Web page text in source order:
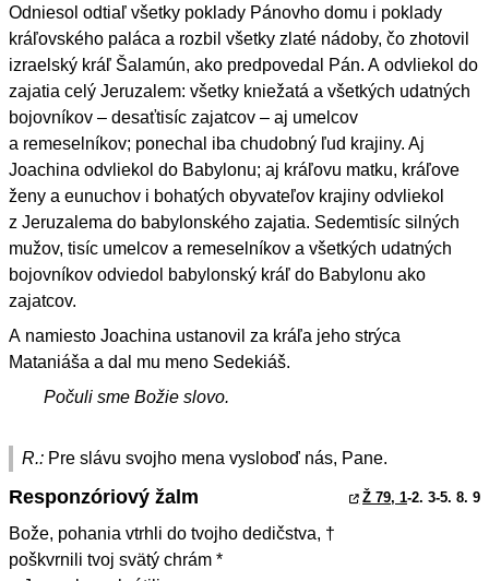
Odniesol odtiaľ všetky poklady Pánovho domu i poklady
kráľovského paláca a rozbil všetky zlaté nádoby, čo zhotovil
izraelský kráľ Šalamún, ako predpovedal Pán. A odvliekol do
zajatia celý Jeruzalem: všetky kniežatá a všetkých udatných
bojovníkov – desaťtisíc zajatcov – aj umelcov
a remeselníkov; ponechal iba chudobný ľud krajiny. Aj
Joachina odvliekol do Babylonu; aj kráľovu matku, kráľove
ženy a eunuchov i bohatých obyvateľov krajiny odvliekol
z Jeruzalema do babylonského zajatia. Sedemtisíc silných
mužov, tisíc umelcov a remeselníkov a všetkých udatných
bojovníkov odviedol babylonský kráľ do Babylonu ako
zajatcov.
A namiesto Joachina ustanovil za kráľa jeho strýca
Mataniáša a dal mu meno Sedekiáš.
Počuli sme Božie slovo.
R.: Pre slávu svojho mena vysloboď nás, Pane.
Responzóriový žalm Ž 79, 1-2. 3-5. 8. 9
Bože, pohania vtrhli do tvojho dedičstva, †
poškvrnili tvoj svätý chrám *